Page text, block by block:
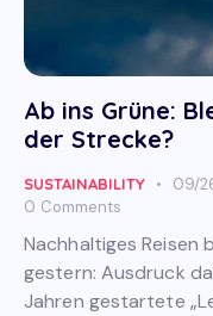
Ab ins Grüne:
der Strecke?
SUSTAINABILITY 09/
0 Comments
Nachhaltiges
gestern: Ausdruck
Jahren gestartete